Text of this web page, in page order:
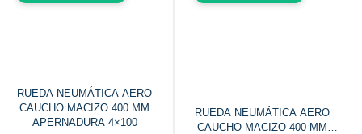
RUEDA NEUMÁTICA AERO
CAUCHO MACIZO 400 MM
APERNADURA 4×100
RUEDA NEUMÁTICA AERO
CAUCHO MACIZO 400 MM